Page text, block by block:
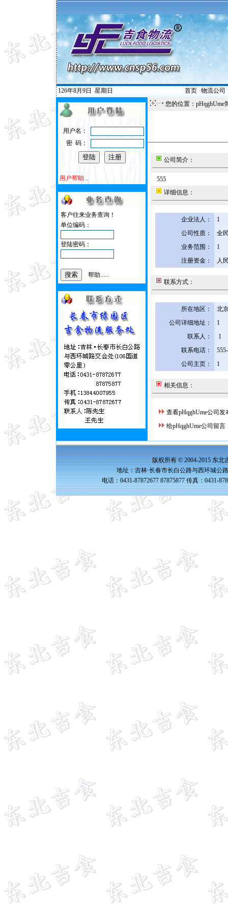
126年8月9日 星期日 首页| 物流公司
用户名：
密 码：
用户帮助...
客户往来业务查询！
单位编码：
登陆密码：
帮助......
您的位置：pHqghUme
公司简介：
555
详细信息：
企业法人：
1
公司性质：
全
业务范围：
1
注册资金：
人
联系方式：
所在地区：
北
公司详细地址：
1
联系人：
1
联系电话：
公司主页：
1
相关信息：
查看pHqghUme公司发
给pHqghUme公司留言
版权所有 © 2004-2015 东北
地址：吉林·长春市长白公路与西环城公
电话：0431-87872677 87875877 传真：0431-